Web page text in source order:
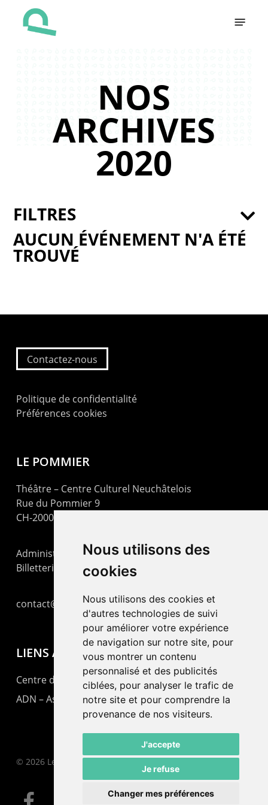
Nous utilisons des
cookies
Nous utilisons des cookies et
d'autres technologies de suivi
pour améliorer votre expérience
de navigation sur notre site, pour
vous montrer un contenu
personnalisé et des publicités
ciblées, pour analyser le trafic de
notre site et pour comprendre la
provenance de nos visiteurs.
J'accepte
Je refuse
Changer mes préférences
NOS
ARCHIVES
2020
AUCUN ÉVÉNEMENT N'A ÉTÉ
TROUVÉ
FILTRES
Contactez-nous
Politique de confidentialité
Préférences cookies
LE POMMIER
Théâtre – Centre Culturel Neuchâtelois
Rue du Pommier 9
CH-2000 Neuchâtel
Administration : +41 32 725 03 03
Billetterie : +41 32 725 05 05
contact@lepommier.ch
LIENS AMIS
Centre de culture ABC
ADN – Association Danse Neuchâtel
© 2026 Le Pommier.
facebook email